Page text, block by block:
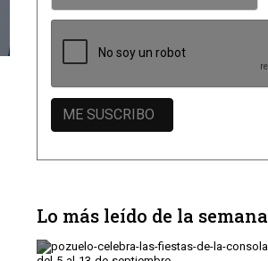
Lo más leído de la semana